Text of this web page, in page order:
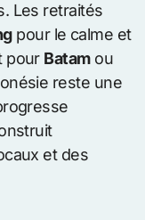
Les retraités
pour le calme et
pour Batamou
reste une
et des